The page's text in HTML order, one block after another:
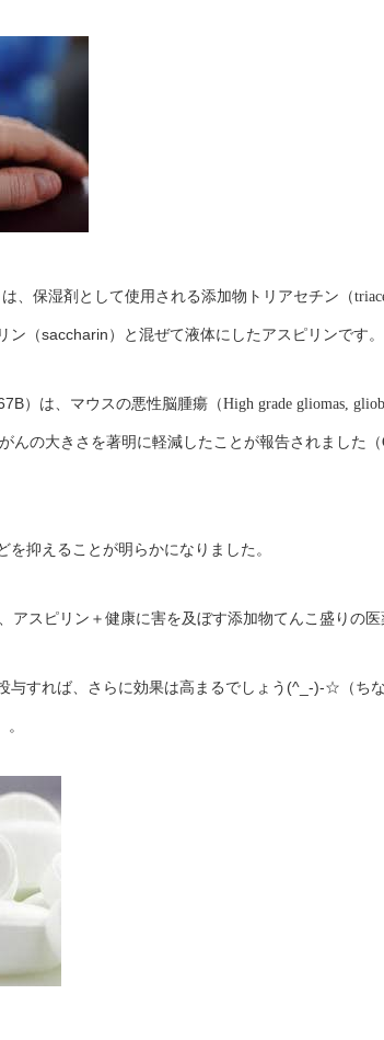
は、保湿剤として使用される添加物トリアセチン（
ン（saccharin ）と混ぜて液体にしたアスピリンです。
）は、マウスの悪性脳腫瘍（High grade gliomas,
んの大きさを著明に軽減したことが報告されました（
抑えることが明らかになりました。
アスピリン＋健康に害を及ぼす添加物てんこ盛りの医
与すれば、さらに効果は高まるでしょう (^_-)-☆（ち
。